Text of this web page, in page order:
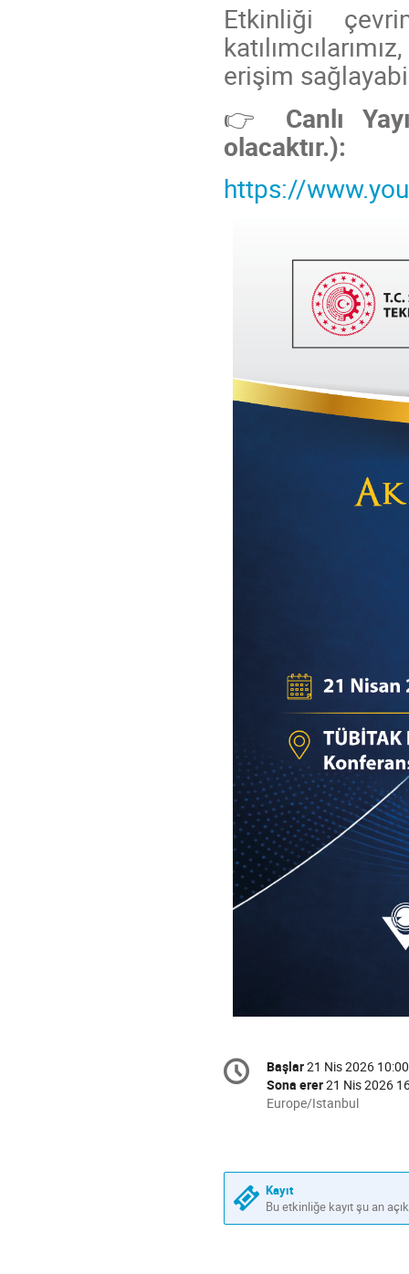
Etkinliği
erişim
👉 Canlı
olacaktır.):
https://
Conference
information
Tarih/Zaman
Başlar21 Nis 2026 10:00
Sona erer21 Nis 2026
All
Europe/Istanbul
Europe/Istanbul
Kayıt
Bu etkinliğe kayıt şu an